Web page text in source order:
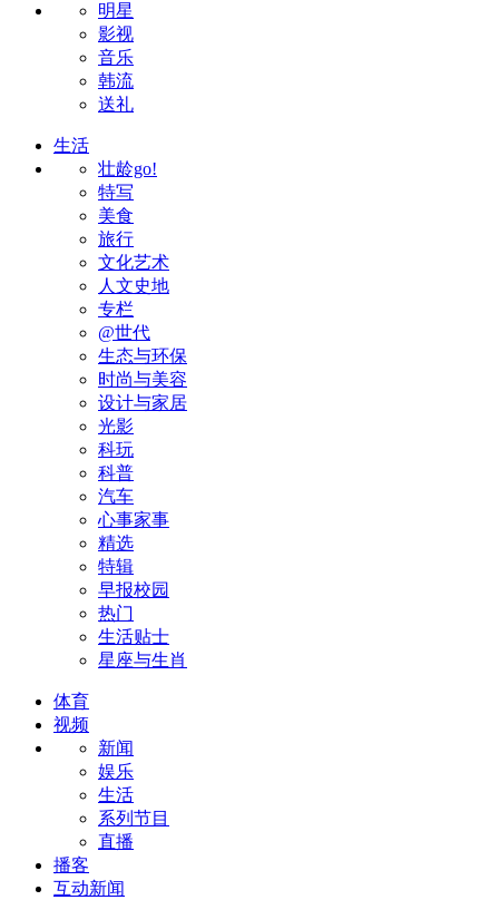
明星
影视
音乐
韩流
送礼
生活
壮龄go!
特写
美食
旅行
文化艺术
人文史地
专栏
@世代
生态与环保
时尚与美容
设计与家居
光影
科玩
科普
汽车
心事家事
精选
特辑
早报校园
热门
生活贴士
星座与生肖
体育
视频
新闻
娱乐
生活
系列节目
直播
播客
互动新闻